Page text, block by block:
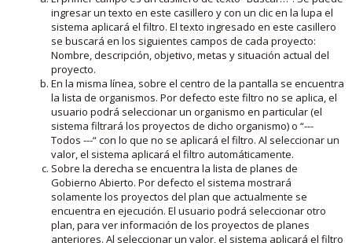
ingresar un texto en este casillero y con un clic en la lupa el
sistema aplicará el filtro. El texto ingresado en este casillero
se buscará en los siguientes campos de cada proyecto:
Nombre, descripción, objetivo, metas y situación actual del
proyecto.
En la misma línea, sobre el centro de la pantalla se encuentra
la lista de organismos. Por defecto este filtro no se aplica, el
usuario podrá seleccionar un organismo en particular (el
sistema filtrará los proyectos de dicho organismo) o “---
Todos ---“ con lo que no se aplicará el filtro. Al seleccionar un
valor, el sistema aplicará el filtro automáticamente.
Sobre la derecha se encuentra la lista de planes de
Gobierno Abierto. Por defecto el sistema mostrará
solamente los proyectos del plan que actualmente se
encuentra en ejecución. El usuario podrá seleccionar otro
plan, para ver información de los proyectos de planes
anteriores. Al seleccionar un valor, el sistema aplicará el filtro